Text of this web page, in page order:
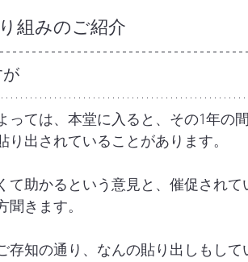
組みのご紹介
っては、本堂に入ると、その1年の
り出されていることがあります。
て助かるという意見と、催促され
聞きます。
存知の通り、なんの貼り出しもし